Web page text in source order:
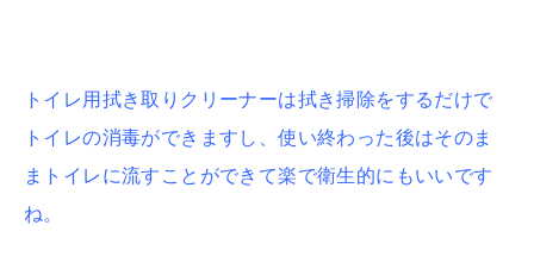
トイレ用拭き取りクリーナーは拭き掃除をするだけで
トイレの消毒ができますし、使い終わった後はそのま
まトイレに流すことができて楽で衛生的にもいいです
ね。